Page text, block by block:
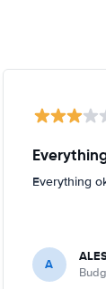
Everything
A